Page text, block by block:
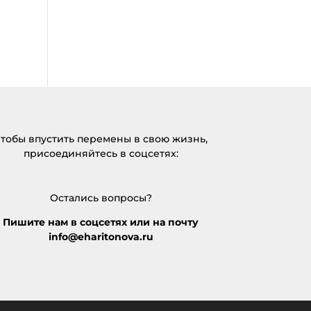
впустить перемены в свою жизнь,
присоединяйтесь в соцсетях:
Остались вопросы?
Пишите нам в соцсетях или на почту
info@eharitonova.ru